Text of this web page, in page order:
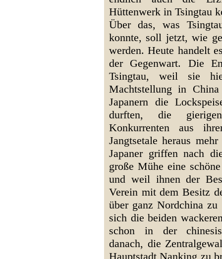
Hüttenwerk in Tsingtau
Über das, was
konnte, soll jetzt, wie
werden. Heute handelt
der Gegenwart. Die
Tsingtau, weil sie
Machtstellung in
Japanern die
durften, die
Konkurrenten aus
Jangtsetale heraus
Japaner griffen nach
große Mühe eine
und weil ihnen der
Verein mit dem Besitz
über ganz Nordchina zu
sich die beiden
schon in der
danach, die
Hauptstadt Nanking zu